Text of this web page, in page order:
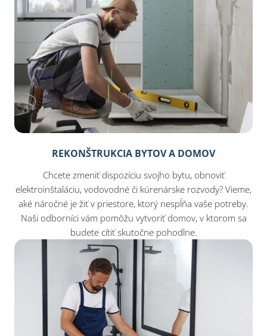
REKONŠTRUKCIA BYTOV A DOMOV
Chcete zmeniť dispozíciu svojho bytu, obnoviť
elektroinštaláciu, vodovodné či kúrenárske rozvody? Vieme,
aké náročné je žiť v priestore, ktorý nespĺňa vaše potreby.
Naši odborníci vám pomôžu vytvoriť domov, v ktorom sa
budete cítiť skutočne pohodlne.